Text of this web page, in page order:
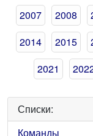
2007
2008
2014
2015
2021
Списки:
Команды